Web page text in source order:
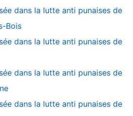
dans la lutte anti punaises de
Bois
dans la lutte anti punaises de
dans la lutte anti punaises de
dans la lutte anti punaises de